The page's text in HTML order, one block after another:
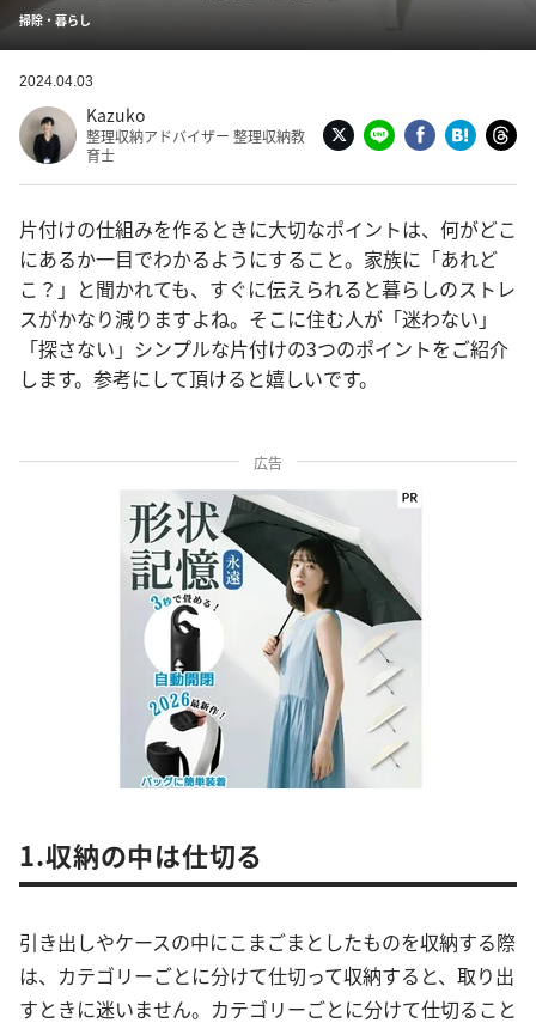
掃除・暮らし
2024.04.03
Kazuko
整理収納アドバイザー 整理収納教
育士
片付けの仕組みを作るときに大切なポイントは、何がどこ
にあるか一目でわかるようにすること。家族に「あれど
こ？」と聞かれても、すぐに伝えられると暮らしのストレ
スがかなり減りますよね。そこに住む人が「迷わない」
「探さない」シンプルな片付けの3つのポイントをご紹介
します。参考にして頂けると嬉しいです。
広告
1.収納の中は仕切る
引き出しやケースの中にこまごまとしたものを収納する際
は、カテゴリーごとに分けて仕切って収納すると、取り出
すときに迷いません。カテゴリーごとに分けて仕切ること